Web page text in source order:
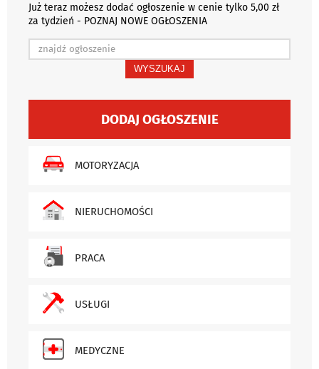
Już teraz możesz dodać ogłoszenie w cenie tylko 5,00 zł
za tydzień - POZNAJ NOWE OGŁOSZENIA
WYSZUKAJ
DODAJ OGŁOSZENIE
MOTORYZACJA
NIERUCHOMOŚCI
PRACA
USŁUGI
MEDYCZNE